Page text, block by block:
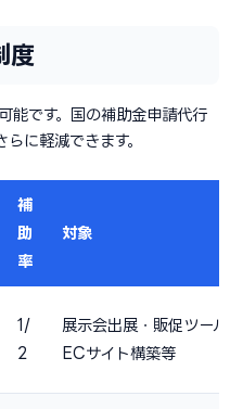
度
能です。国の補助金申請代行
に軽減できます。
補
助
率
対象
1/
2
展示会出展・販促ツー
ECサイト構築等